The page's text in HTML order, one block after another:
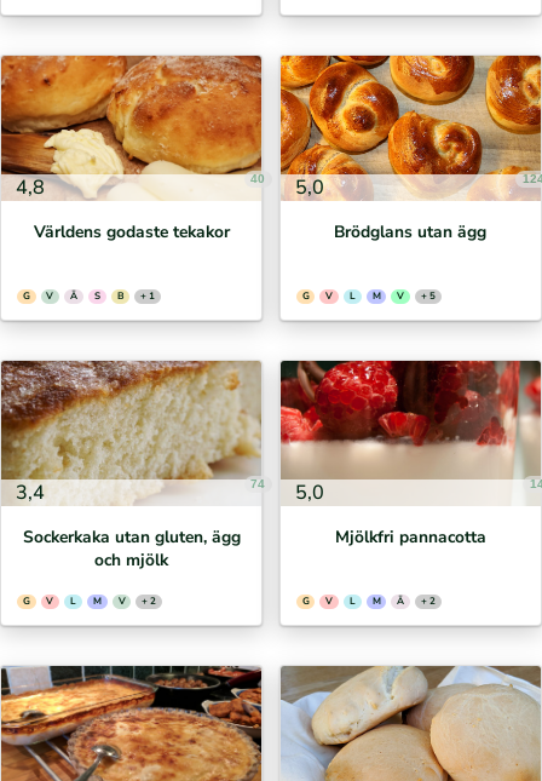
4,8 40
Världens godaste tekakor
G V Ä S B + 1
5,0
Brödglans utan ägg
G V L M V + 5
3,4 74
Sockerkaka utan gluten, ägg
och mjölk
G V L M V + 2
5,0
Mjölkfri pannacotta
G V L M Ä + 2